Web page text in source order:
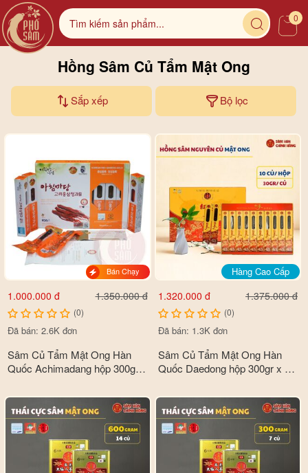
0
Hồng Sâm Củ Tẩm Mật Ong
Sắp xếp Bộ lọc
Bán Chạy
1.000.000 đ 1.350.000 đ
(0)
Đã bán: 2.6K đơn
Sâm Củ Tẩm Mật Ong Hàn
Quốc Achimadang hộp 300gr x
Hàng Cao Cấp
1.320.000 đ 1.375.000 đ
(0)
Đã bán: 1.3K đơn
Sâm Củ Tẩm Mật Ong Hàn
Quốc Daedong hộp 300gr x 10